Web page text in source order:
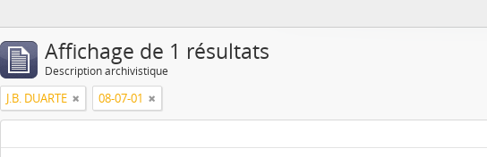
Affichage de 1 résultats
Description archivistique
J.B. DUARTE 08-07-01